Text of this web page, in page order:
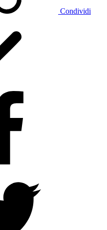
Condividi